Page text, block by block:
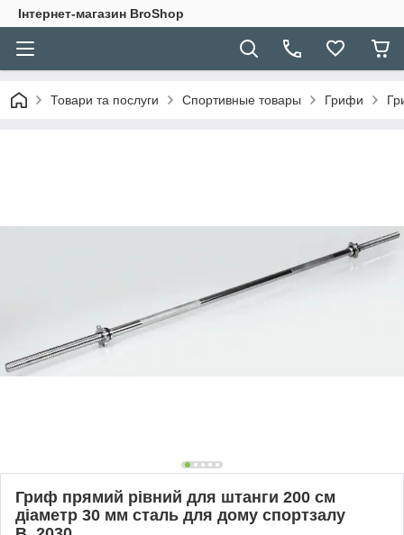
Інтернет-магазин BroShop
Товари та послуги Спортивные товары Грифи
Гриф прямий рівний для штанги 200 см
діаметр 30 мм сталь для дому спортзалу